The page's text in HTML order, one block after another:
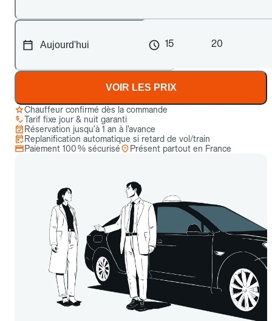
15 20
VOIR LES PRIX
Chauffeur confirmé dès la commande
Tarif fixe jour & nuit garanti
Réservation jusqu’à 1 an à l’avance
Replanification automatique si retard de vol/train
Paiement 100 % sécurisé
Présent partout en France